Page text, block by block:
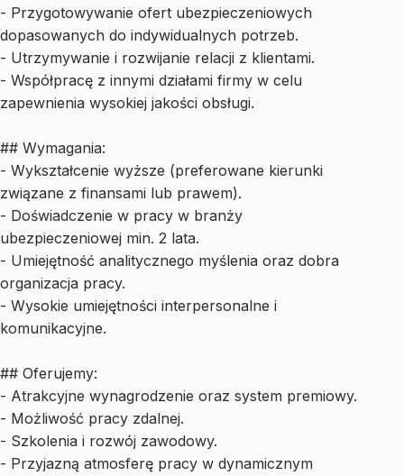
- Przygotowywanie ofert ubezpieczeniowych
dopasowanych do indywidualnych potrzeb.
- Utrzymywanie i rozwijanie relacji z klientami.
- Współpracę z innymi działami firmy w celu
zapewnienia wysokiej jakości obsługi.
## Wymagania:
- Wykształcenie wyższe (preferowane kierunki
związane z finansami lub prawem).
- Doświadczenie w pracy w branży
ubezpieczeniowej min. 2 lata.
- Umiejętność analitycznego myślenia oraz dobra
organizacja pracy.
- Wysokie umiejętności interpersonalne i
komunikacyjne.
## Oferujemy:
- Atrakcyjne wynagrodzenie oraz system premiowy.
- Możliwość pracy zdalnej.
- Szkolenia i rozwój zawodowy.
- Przyjazną atmosferę pracy w dynamicznym